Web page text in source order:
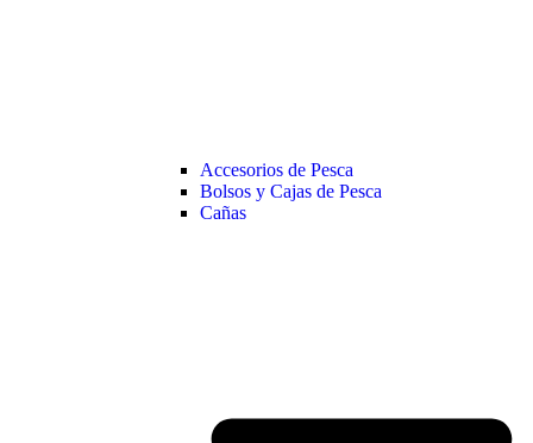
Accesorios de Pesca
Bolsos y Cajas de Pesca
Cañas